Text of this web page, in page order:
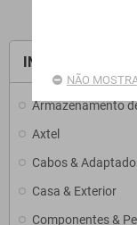
INÍCIO
Armazenamento
Axtel
Cabos &
Casa & Exterior
Componentes &
NÃO